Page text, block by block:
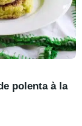
polenta à la